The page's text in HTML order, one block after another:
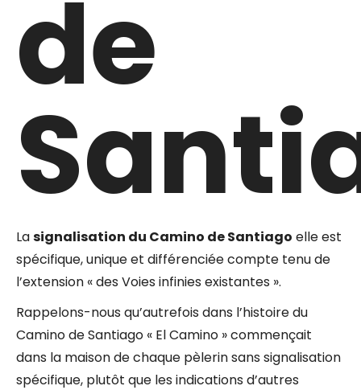
de
Lasignalisation du Camino de Santiago elle est
spécifique, unique et différenciée compte tenu de
l’extension « des Voies infinies existantes ».
Rappelons-nous qu’autrefois dans l’histoire du
Camino de Santiago « El Camino » commençait
dans la maison de chaque pèlerin sans signalisation
spécifique, plutôt que les indications d’autres